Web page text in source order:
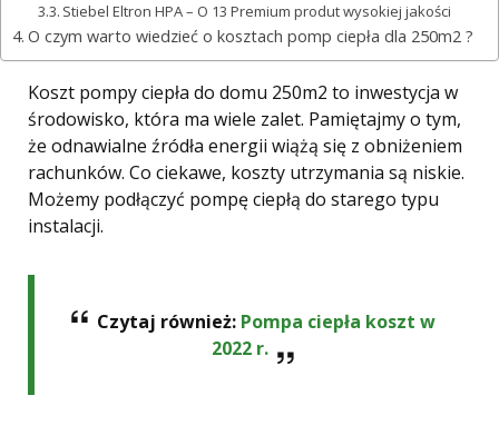
Stiebel Eltron HPA – O 13 Premium produt wysokiej jakości
O czym warto wiedzieć o kosztach pomp ciepła dla 250m2 ?
Koszt pompy ciepła do domu 250m2 to inwestycja w
środowisko, która ma wiele zalet. Pamiętajmy o tym,
że odnawialne źródła energii wiążą się z obniżeniem
rachunków. Co ciekawe, koszty utrzymania są niskie.
Możemy podłączyć pompę ciepłą do starego typu
instalacji.
Czytaj również: Pompa ciepła koszt w
2022 r.